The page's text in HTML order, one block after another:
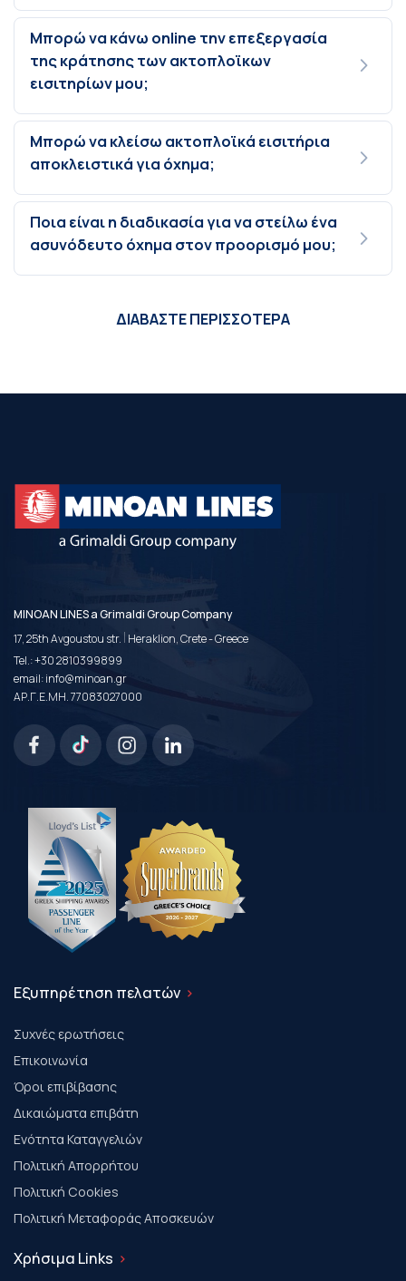
Μπορώ να κάνω online την επεξεργασία
της κράτησης των ακτοπλοϊκων
εισιτηρίων μου;
Μπορώ να κλείσω ακτοπλοϊκά εισιτήρια
αποκλειστικά για όχημα;
Ποια είναι η διαδικασία για να στείλω ένα
ασυνόδευτο όχημα στον προορισμό μου;
ΔΙΑΒΑΣΤΕ ΠΕΡΙΣΣΟΤΕΡΑ
MINOAN LINES a Grimaldi Group Company
17, 25th Avgoustou str. | Heraklion, Crete - Greece
Tel.:+30 2810399899
email:info@minoan.gr
ΑΡ.Γ.Ε.ΜΗ. 77083027000
Εξυπηρέτηση πελατών
Συχνές ερωτήσεις
Επικοινωνία
Όροι επιβίβασης
Δικαιώματα επιβάτη
Ενότητα Καταγγελιών
Πολιτική Απορρήτου
Πολιτική Cookies
Πολιτική Μεταφοράς Αποσκευών
Χρήσιμα Links